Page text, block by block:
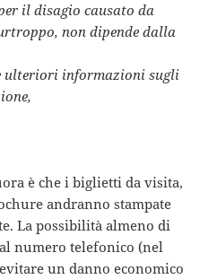
il disagio causato da
non dipende dalla
ulteriori informazioni sugli
è che i biglietti da visita,
andranno stampate
La possibilità almeno di
numero telefonico (nel
un danno economico